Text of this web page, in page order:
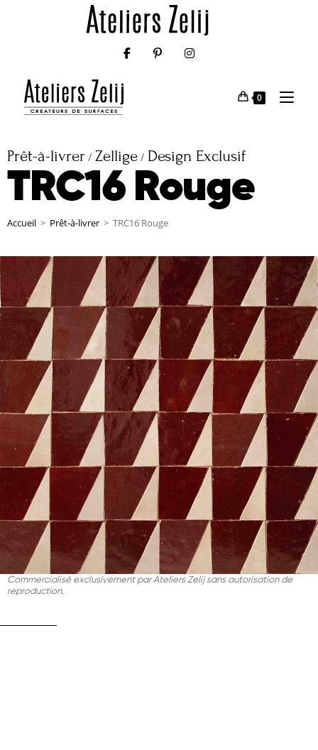
0
Prêt-à-livrer / Zellige / Design Exclusif
TRC16 Rouge
Accueil > Prêt-à-livrer > TRC16 Rouge
Commercialisé exclusivement par Ateliers Zelij sans autorisation de
reproduction.